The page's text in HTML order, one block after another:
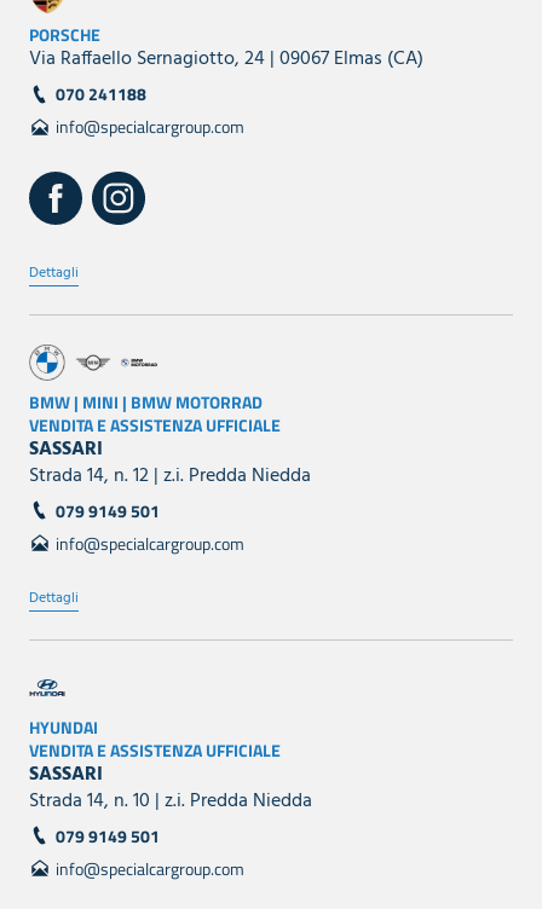
PORSCHE
Via Raffaello Sernagiotto, 24 | 09067 Elmas (CA)
070 241188
info@specialcargroup.com
Dettagli
BMW | MINI | BMW MOTORRAD
VENDITA E ASSISTENZA UFFICIALE
SASSARI
Strada 14, n. 12 | z.i. Predda Niedda
079 9149 501
info@specialcargroup.com
Dettagli
HYUNDAI
VENDITA E ASSISTENZA UFFICIALE
SASSARI
Strada 14, n. 10 | z.i. Predda Niedda
079 9149 501
info@specialcargroup.com